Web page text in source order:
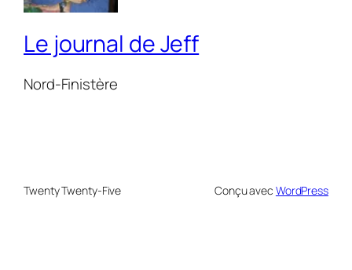
Le journal de Jeff
Nord-Finistère
Twenty Twenty-Five Conçu avec WordPress